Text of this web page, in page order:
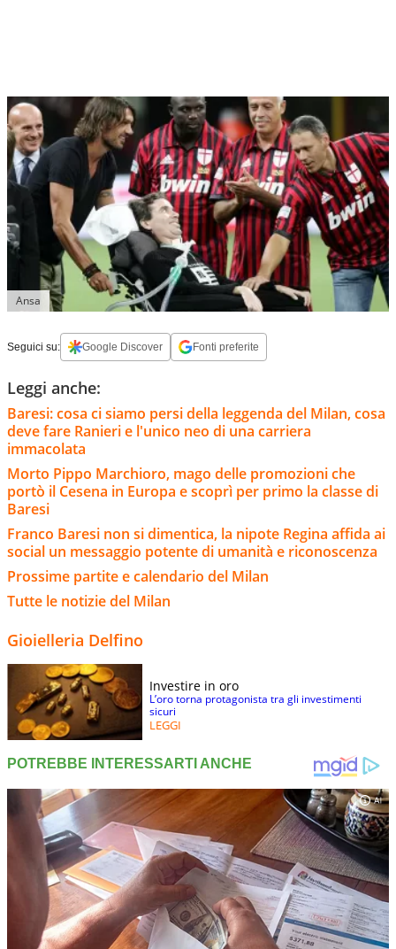
Ansa
Seguici su: Google Discover Fonti preferite
Leggi anche:
Baresi: cosa ci siamo persi della leggenda del Milan, cosa
deve fare Ranieri e l'unico neo di una carriera
immacolata
Morto Pippo Marchioro, mago delle promozioni che
portò il Cesena in Europa e scoprì per primo la classe di
Baresi
Franco Baresi non si dimentica, la nipote Regina affida ai
social un messaggio potente di umanità e riconoscenza
Prossime partite e calendario del Milan
Tutte le notizie del Milan
Gioielleria Delfino
Investire in oro
L’oro torna protagonista tra gli investimenti
sicuri
LEGGI